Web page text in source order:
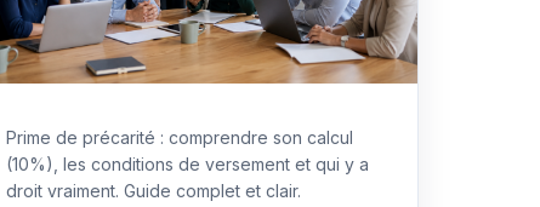
Prime de précarité : comprendre son calcul
(10%), les conditions de versement et qui y a
droit vraiment. Guide complet et clair.